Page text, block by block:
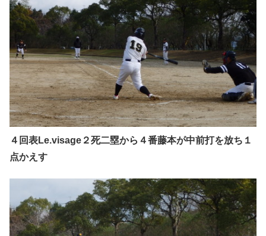
４回表Le.visage２死二塁から４番藤本が中前打を放ち１
点かえす